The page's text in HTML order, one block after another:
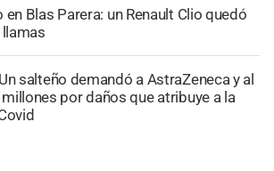
en Blas Parera: un Renault Clio quedó
Un salteño demandó a AstraZeneca y al
por daños que atribuye a la